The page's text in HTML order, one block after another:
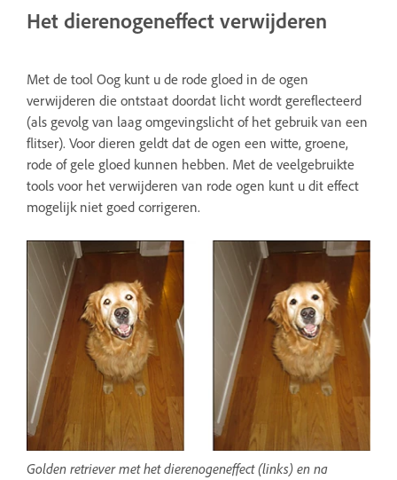
Het dierenogeneffect verwijderen
Met de tool Oog kunt u de rode gloed in de ogen
verwijderen die ontstaat doordat licht wordt gereflecteerd
(als gevolg van laag omgevingslicht of het gebruik van een
flitser). Voor dieren geldt dat de ogen een witte, groene,
rode of gele gloed kunnen hebben. Met de veelgebruikte
tools voor het verwijderen van rode ogen kunt u dit effect
mogelijk niet goed corrigeren.
Golden retriever met het dierenogeneffect (links) en na